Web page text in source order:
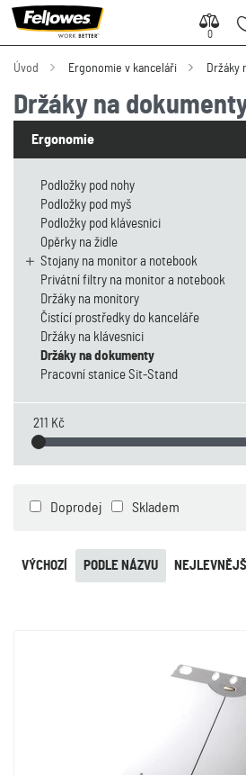
0
0
Úvod Ergonomie v kanceláři Držáky
Držáky na
Ergonomie
Podložky pod nohy
Podložky pod myš
Podložky pod klávesnici
Opěrky na židle
Stojany na monitor a notebook
Privátní filtry na monitor a notebook
Držáky na monitory
Čistící prostředky do kanceláře
Držáky na klávesnici
Držáky na dokumenty
Pracovní stanice Sit-Stand
211 Kč
Doprodej Skladem
NEJLEVNĚJŠÍ
PODLE NÁZVU
VÝCHOZÍ